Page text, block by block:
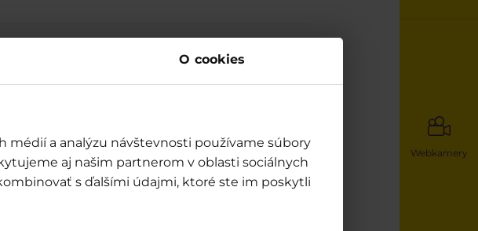
O cookies
médií a analýzu návštevnosti používame súbory
aj našim partnerom v oblasti sociálnych
s ďalšími údajmi, ktoré ste im poskytli
Webkamery